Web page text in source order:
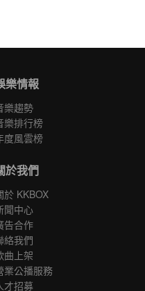
樂情報
樂趨勢
樂排行榜
度風雲榜
於我們
於 KKBOX
聞中心
告合作
絡我們
曲上架
業公播服務
才招募